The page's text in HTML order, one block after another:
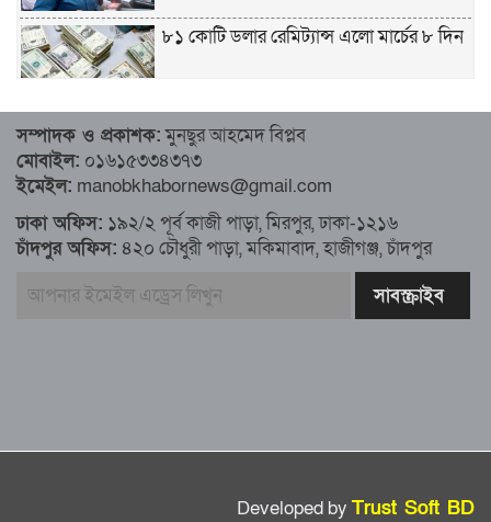
৮১ কোটি ডলার রেমিট্যান্স এলো মার্চের ৮ দিন
৮১ কোটি ডলার রেমিট্যান্স এলো মার্চের ৮ দিন
এখনও অপরিবর্তিত মাগুরার সেই শিশুটির
অবস্থা
দায়িত্বরত ট্রাফিক পুলিশকে মারধর, গ্রেপ্তার ১
ইউক্রেইন?
সম্পাদক ও প্রকাশক:মুনছুর আহমেদ বিপ্লব
মোবাইল: ০১৬১৫৩৩৪৩৭৩
ইমেইল: manobkhabornews@gmail.com
ঢাকা অফিস: ১৯২/২ পূর্ব কাজী পাড়া, মিরপুর, ঢাকা-১২১৬
চাঁদপুর অফিস: ৪২০ চৌধুরী পাড়া, মকিমাবাদ, হাজীগঞ্জ, চাঁদপুর
Developed by Trust Soft BD